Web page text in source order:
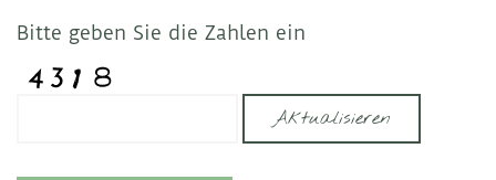
Bitte geben Sie die Zahlen ein
Aktualisieren